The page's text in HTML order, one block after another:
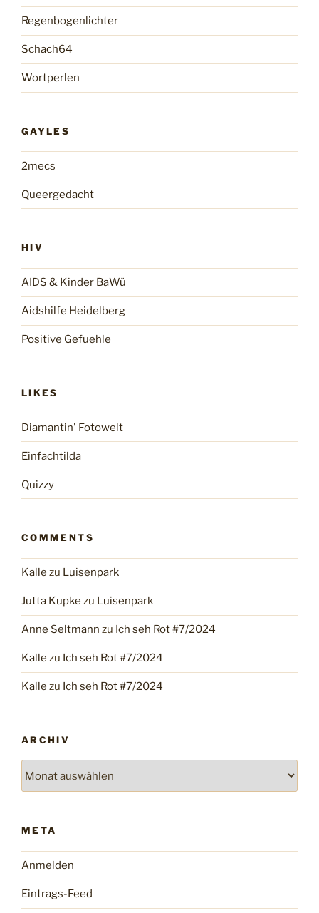
Regenbogenlichter
Schach64
Wortperlen
GAYLES
2mecs
Queergedacht
HIV
AIDS & Kinder BaWü
Aidshilfe Heidelberg
Positive Gefuehle
LIKES
Diamantin' Fotowelt
Einfachtilda
Quizzy
COMMENTS
Kalle zu Luisenpark
Jutta Kupke zu Luisenpark
Anne Seltmann zu Ich seh Rot #7/2024
Kalle zu Ich seh Rot #7/2024
Kalle zu Ich seh Rot #7/2024
ARCHIV
META
Anmelden
Eintrags-Feed